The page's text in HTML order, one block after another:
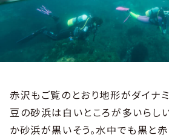
赤沢もご覧のとおり地形がダイナミ
豆の砂浜は白いところが多いらし
か砂浜が黒いそう。水中でも黒と